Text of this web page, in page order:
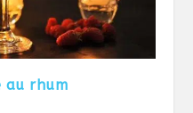
au rhum